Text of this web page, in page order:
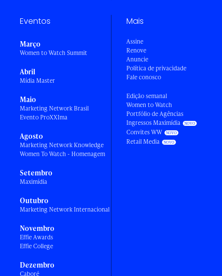
Eventos
Março
Women to Watch Summit
Abril
Mídia Master
Maio
Marketing Network Brasil
Evento ProXXIma
Agosto
Marketing Network Knowledge
Women To Watch - Homenagem
Setembro
Maximídia
Outubro
Marketing Network Internacional
Novembro
Effie Awards
Effie College
Dezembro
Caboré
Mais
Assine
Renove
Anuncie
Política de privacidade
Fale conosco
Edição semanal
Women to Watch
Portfólio de Agências
Ingressos Maximídia
Convites WW
Retail Media